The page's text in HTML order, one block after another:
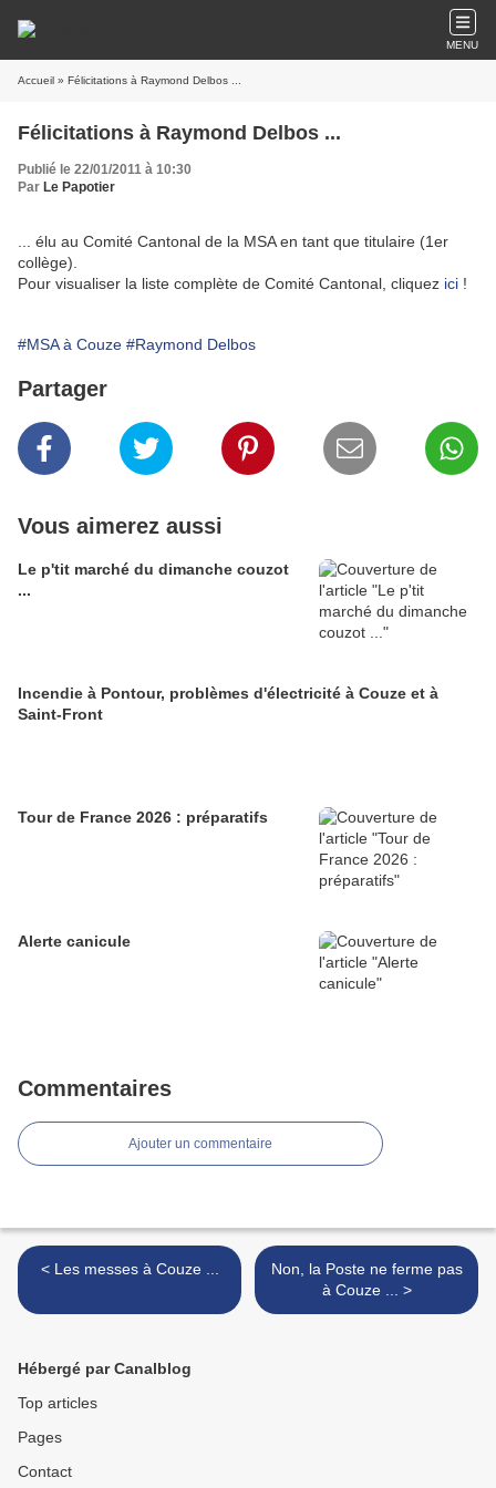
MENU
Accueil » Félicitations à Raymond Delbos ...
Félicitations à Raymond Delbos ...
Publié le 22/01/2011 à 10:30
Par Le Papotier
... élu au Comité Cantonal de la MSA en tant que titulaire (1er
collège).
Pour visualiser la liste complète de Comité Cantonal, cliquez ici !
#MSA à Couze #Raymond Delbos
Partager
Vous aimerez aussi
Le p'tit marché du dimanche couzot
...
Incendie à Pontour, problèmes d'électricité à Couze et à
Saint-Front
Tour de France 2026 : préparatifs
Alerte canicule
Commentaires
Ajouter un commentaire
< Les messes à Couze ...
Non, la Poste ne ferme pas
à Couze ... >
Hébergé par Canalblog
Top articles
Pages
Contact